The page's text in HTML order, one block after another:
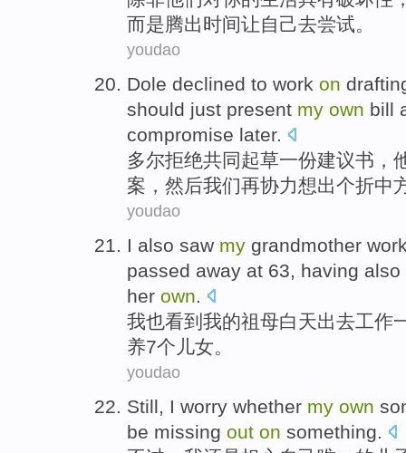
而是腾出时间让自己去尝试。
youdao
Dole declined to work on
should just present my own bill
compromise later.
多尔拒绝共同起草一份建议书 ，
案 ，然后我们再协力想出个折中
youdao
I also saw my grandmother
passed away at 63, having also
her own.
我也看到 我的祖母白天出去工作
养7个 儿女。
youdao
Still, I worry whether my own
be missing out on something.